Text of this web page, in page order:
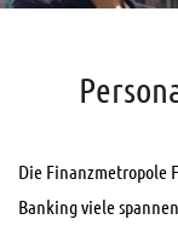
Die Finanzmetropole
Banking viele